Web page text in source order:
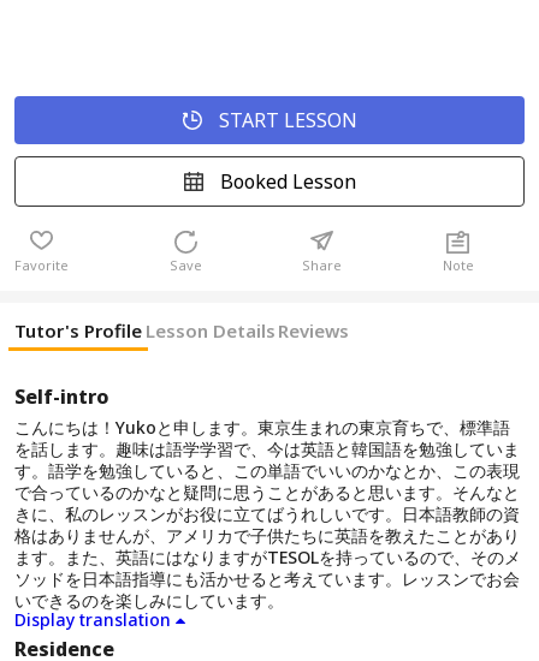
START LESSON
Booked Lesson
Favorite Save Share Note
Tutor's Profile Lesson Details Reviews
Self-intro
こんにちは！Yukoと申します。東京生まれの東京育ちで、標準語
を話します。趣味は語学学習で、今は英語と韓国語を勉強していま
す。語学を勉強していると、この単語でいいのかなとか、この表現
で合っているのかなと疑問に思うことがあると思います。そんなと
きに、私のレッスンがお役に立てばうれしいです。日本語教師の資
格はありませんが、アメリカで子供たちに英語を教えたことがあり
ます。また、英語にはなりますがTESOLを持っているので、そのメ
ソッドを日本語指導にも活かせると考えています。レッスンでお会
いできるのを楽しみにしています。
Display translation
Residence